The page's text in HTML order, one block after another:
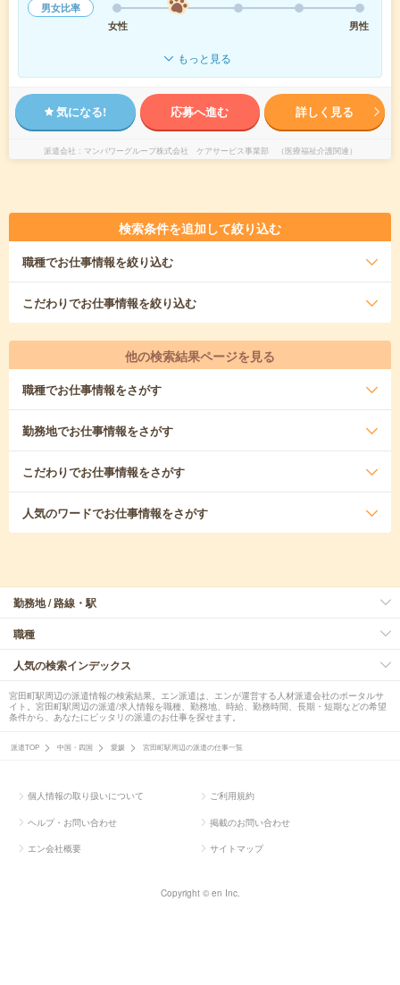
男女比率
女性
男性
もっと見る
気になる! 応募へ進む 詳しく見る
派遣会社 マンパワーグループ株式会社 ケアサービス事業部 （医療福祉介護関連）
検索条件を追加して絞り込む
職種でお仕事情報を絞り込む
こだわりでお仕事情報を絞り込む
他の検索結果ページを見る
職種でお仕事情報をさがす
勤務地でお仕事情報をさがす
こだわりでお仕事情報をさがす
人気のワードでお仕事情報をさがす
勤務地 / 路線・駅
職種
人気の検索インデックス
宮田町駅周辺の派遣情報の検索結果。エン派遣は、エンが運営する人材派遣会社のポータルサ
イト。宮田町駅周辺の派遣/求人情報を職種、勤務地、時給、勤務時間、長期・短期などの希望
条件から、あなたにピッタリの派遣のお仕事を探せます。
派遣TOP 中国・四国 愛媛 宮田町駅周辺の派遣の仕事一覧
個人情報の取り扱いについて ご利用規約
ヘルプ・お問い合わせ 掲載のお問い合わせ
エン会社概要 サイトマップ
Copyright © en Inc.